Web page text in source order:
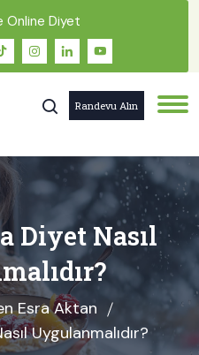
Online Diyet
Randevu Alın
Diyet Nasıl
Esra Aktan
Uygulanmalıdır?